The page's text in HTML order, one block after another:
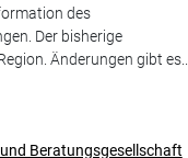
des
Der bisherige
Änderungen gibt es...
Beratungsgesellschaft